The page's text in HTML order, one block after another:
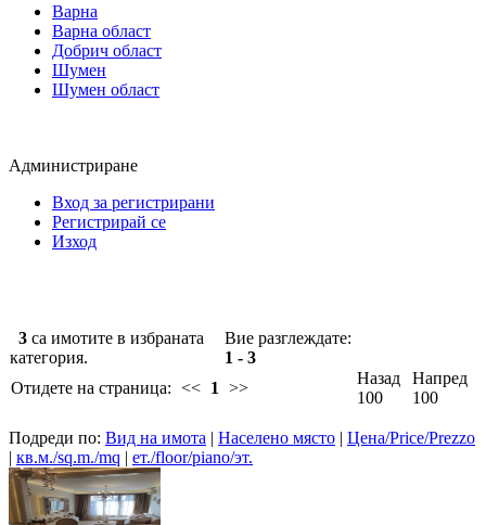
Варна
Варна област
Добрич област
Шумен
Шумен област
Администриране
Вход за регистрирани
Регистрирай се
Изход
3 са имотите в избраната
категория.
Вие разглеждате:
1 - 3
Отидете на страница: << 1 >>
Назад
100
Напред
100
Подреди по: Вид на имота | Населено място | Цена/Price/Prezzo
| кв.м./sq.m./mq | ет./floor/piano/эт.